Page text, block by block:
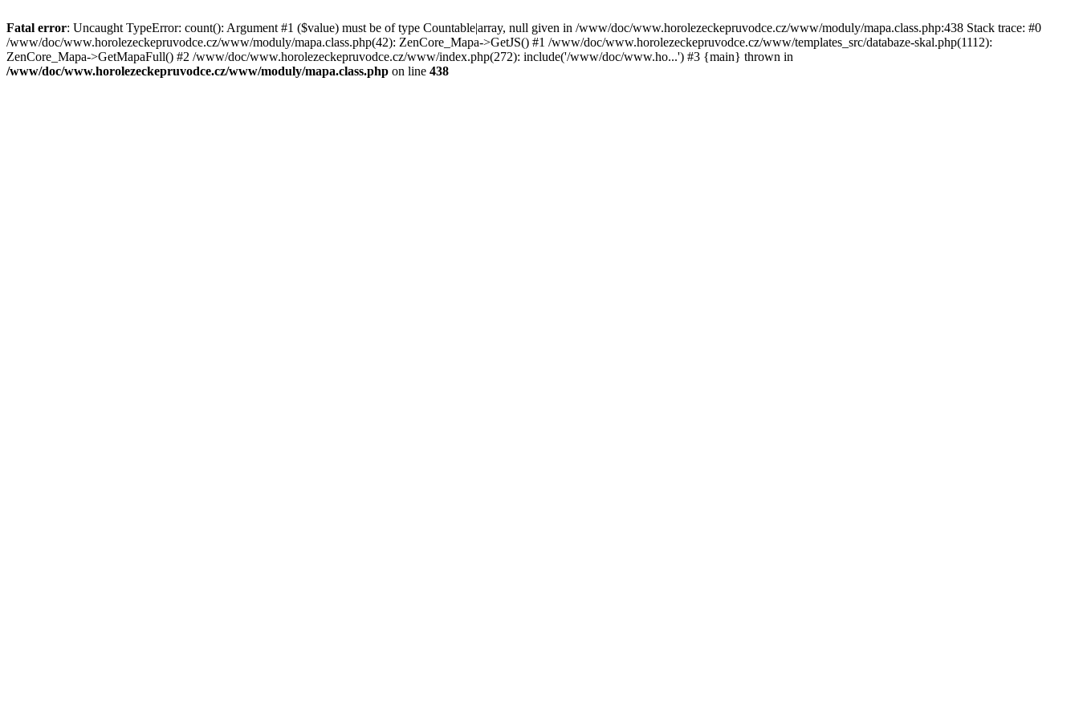
Fatal error: Uncaught TypeError: count(): Argument #1 ($value) must be of type Countable|array, null given in /www/doc/www.horolezeckepruvodce.cz/www/moduly/mapa.class.php:438 Stack trace: #0
/www/doc/www.horolezeckepruvodce.cz/www/moduly/mapa.class.php(42): ZenCore_Mapa->GetJS() #1 /www/doc/www.horolezeckepruvodce.cz/www/templates_src/databaze-skal.php(1112):
ZenCore_Mapa->GetMapaFull() #2 /www/doc/www.horolezeckepruvodce.cz/www/index.php(272): include('/www/doc/www.ho...') #3 {main} thrown in
/www/doc/www.horolezeckepruvodce.cz/www/moduly/mapa.class.php on line 438